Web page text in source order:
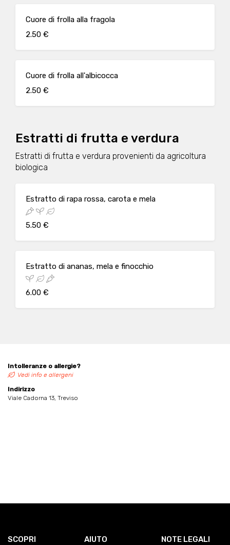
Cuore di frolla alla fragola
2.50 €
Cuore di frolla all'albicocca
2.50 €
Estratti di frutta e verdura
Estratti di frutta e verdura provenienti da agricoltura
biologica
Estratto di rapa rossa, carota e mela
5.50 €
Estratto di ananas, mela e finocchio
6.00 €
Intolleranze o allergie?
Vedi info e allergeni
Indirizzo
Viale Cadorna 13, Treviso
SCOPRI AIUTO NOTE LEGALI